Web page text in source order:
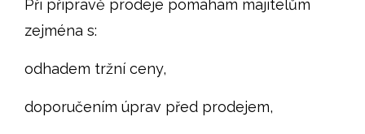
Při přípravě prodeje pomáhám majitelům
zejména s:
odhadem tržní ceny,
doporučením úprav před prodejem,